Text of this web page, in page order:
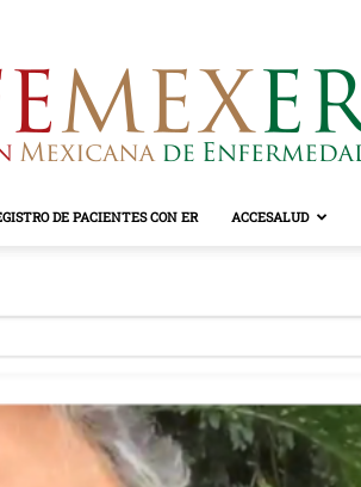
DE PACIENTES CON ER ACCESALUD